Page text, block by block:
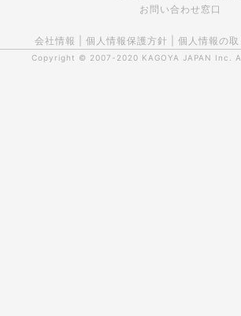
お問い合わせ窓口
会社情報 個人情報保護方針 個人情報の
Copyright © 2007-2020 KAGOYA JAPAN Inc.